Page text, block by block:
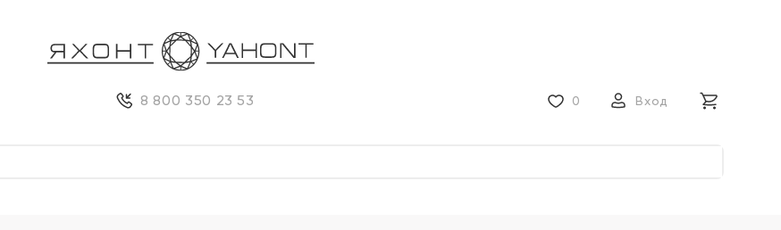
8 800 350 23 53 0 Вход